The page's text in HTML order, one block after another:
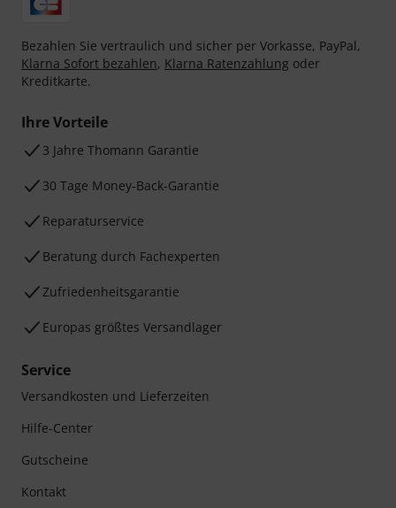
Bezahlen Sie vertraulich und sicher per Vorkasse, PayPal,
Klarna Sofort bezahlen, Klarna Ratenzahlung oder
Kreditkarte.
Ihre Vorteile
3 Jahre Thomann Garantie
30 Tage Money-Back-Garantie
Reparaturservice
Beratung durch Fachexperten
Zufriedenheitsgarantie
Europas größtes Versandlager
Service
Versandkosten und Lieferzeiten
Hilfe-Center
Gutscheine
Kontakt